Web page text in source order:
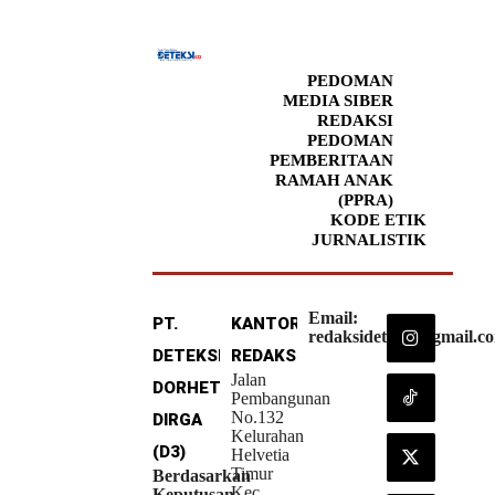
PEDOMAN
MEDIA SIBER
REDAKSI
PEDOMAN
PEMBERITAAN
RAMAH ANAK
(PPRA)
KODE ETIK
JURNALISTIK
PT.
DETEKSI
DORHETA
DIRGA
(D3)
Berdasarkan
KANTOR
REDAKSI
Jalan
Pembangunan
No.132
Kelurahan
Helvetia
Timur
Email: